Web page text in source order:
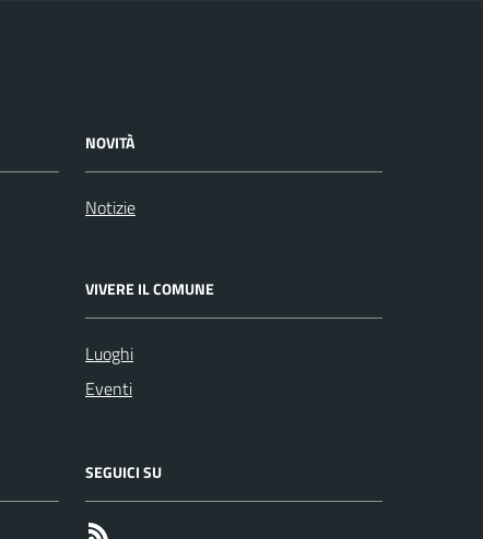
NOVITÀ
Notizie
VIVERE IL COMUNE
Luoghi
Eventi
SEGUICI SU